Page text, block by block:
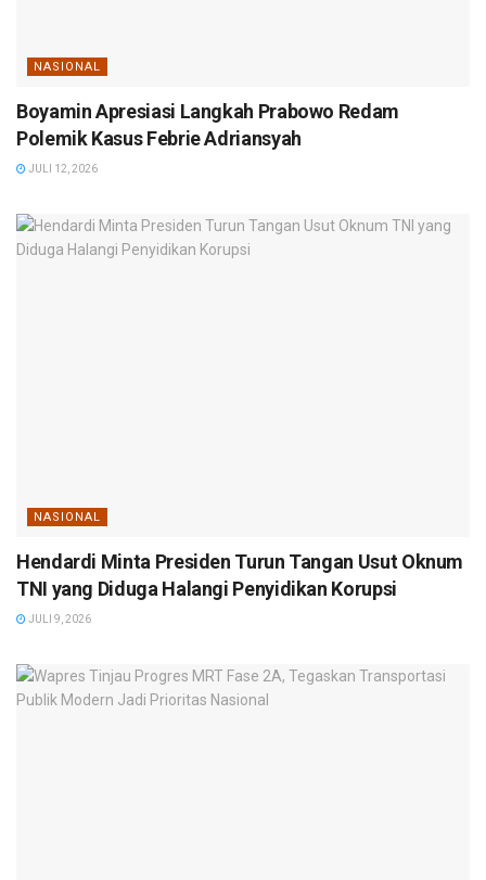
NASIONAL
Boyamin Apresiasi Langkah Prabowo Redam
Polemik Kasus Febrie Adriansyah
JULI 12, 2026
NASIONAL
Hendardi Minta Presiden Turun Tangan Usut Oknum
TNI yang Diduga Halangi Penyidikan Korupsi
JULI 9, 2026